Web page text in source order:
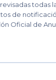
todas
de
Oficial de